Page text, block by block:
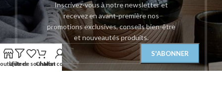
Inscrivez-vous à notre newsletter et
recevez en avant-première nos
promotions exclusives, conseils bien-être
et nouveautés produits.
Filtres
Liste de souhaits
Chariot
Mon compte